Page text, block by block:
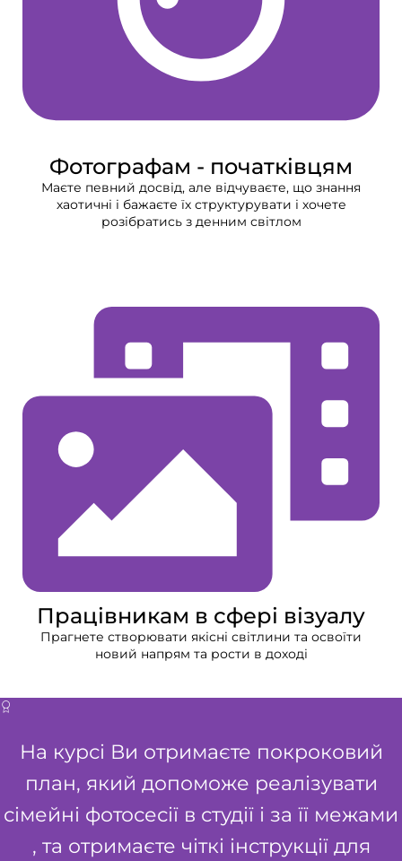
Фотографам - початківцям
Маєте певний досвід, але відчуваєте, що знання
хаотичні і бажаєте їх структурувати і хочете
розібратись з денним світлом
Працівникам в сфері візуалу
Прагнете створювати якісні світлини та освоїти
новий напрям та рости в доході
На курсі Ви отримаєте покроковий
план, який допоможе реалізувати
сімейні фотосесії в студії і за її межами
, та отримаєте чіткі інструкції для